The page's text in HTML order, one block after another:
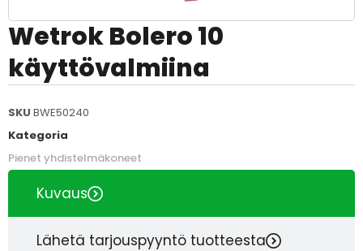
Wetrok Bolero 10
käyttövalmiina
SKU BWE50240
Kategoria
Pienet yhdistelmäkoneet
Kuvaus
Lähetä tarjouspyyntö tuotteesta